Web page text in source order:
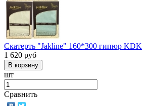
Скатерть "Jakline" 160*300 гипюр KDK
1 620 руб
шт
Сравнить